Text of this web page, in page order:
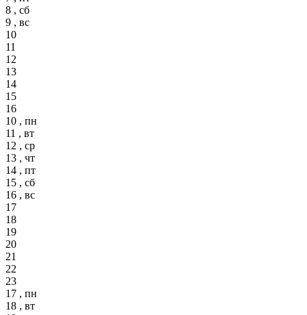
8 , сб
9 , вс
10
11
12
13
14
15
16
10 , пн
11 , вт
12 , ср
13 , чт
14 , пт
15 , сб
16 , вс
17
18
19
20
21
22
23
17 , пн
18 , вт